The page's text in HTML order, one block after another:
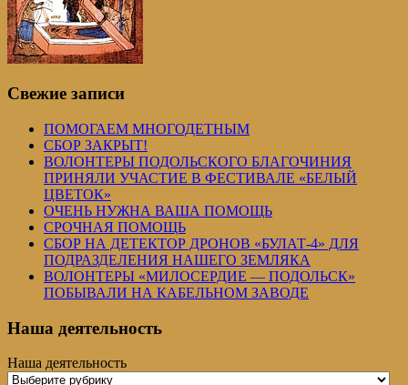
Свежие записи
ПОМОГАЕМ МНОГОДЕТНЫМ
СБОР ЗАКРЫТ!
ВОЛОНТЕРЫ ПОДОЛЬСКОГО БЛАГОЧИНИЯ
ПРИНЯЛИ УЧАСТИЕ В ФЕСТИВАЛЕ «БЕЛЫЙ
ЦВЕТОК»
ОЧЕНЬ НУЖНА ВАША ПОМОЩЬ
СРОЧНАЯ ПОМОЩЬ
СБОР НА ДЕТЕКТОР ДРОНОВ «БУЛАТ-4» ДЛЯ
ПОДРАЗДЕЛЕНИЯ НАШЕГО ЗЕМЛЯКА
ВОЛОНТЕРЫ «МИЛОСЕРДИЕ — ПОДОЛЬСК»
ПОБЫВАЛИ НА КАБЕЛЬНОМ ЗАВОДЕ
Наша деятельность
Наша деятельность